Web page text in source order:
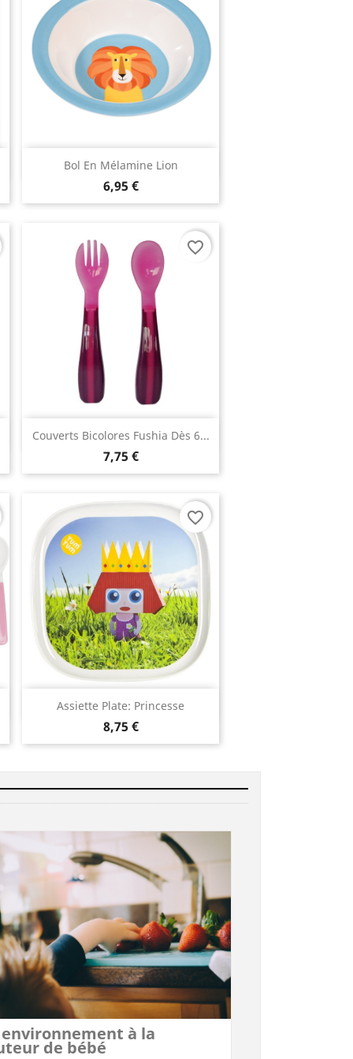
Bol En Mélamine Lion
6,95 €
Aperçu rapide
Couverts Bicolores Fushia Dès 6...
7,75 €
Aperçu rapide
favorite_border
Assiette Plate: Princesse
8,75 €
Aperçu rapide
favorite_border
à la
de bébé